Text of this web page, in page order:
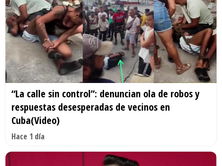
“La calle sin control”: denuncian ola de robos y
respuestas desesperadas de vecinos en
Cuba(Video)
Hace 1 día